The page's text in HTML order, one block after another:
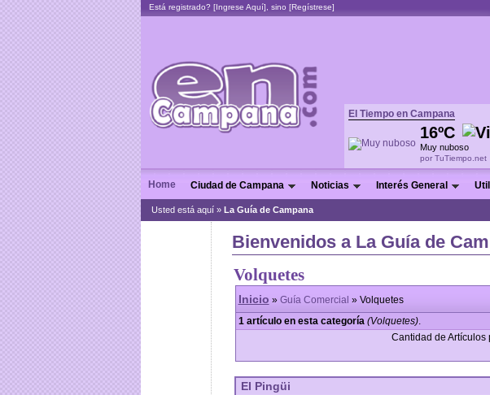
Está registrado? [Ingrese Aquí], sino [Regístrese]
El Tiempo en Campana
16ºC
Muy nuboso
por TuTiempo.net
Home Ciudad de Campana Noticias Interés General
Usted está aquí » La Guía de Campana
Bienvenidos a La Guía de
Volquetes
Inicio » Guía Comercial » Volquetes
1 artículo en esta categoría (Volquetes).
Cantidad de Artículos
El Pingüi